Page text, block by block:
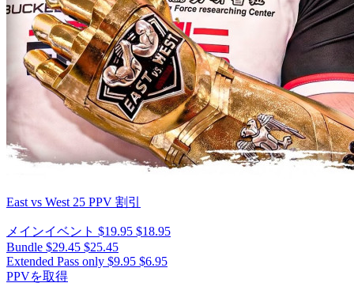
East vs West 25 PPV 割引
メインイベント $19.95 $18.95
Bundle $29.45 $25.45
Extended Pass only $9.95 $6.95
PPVを取得